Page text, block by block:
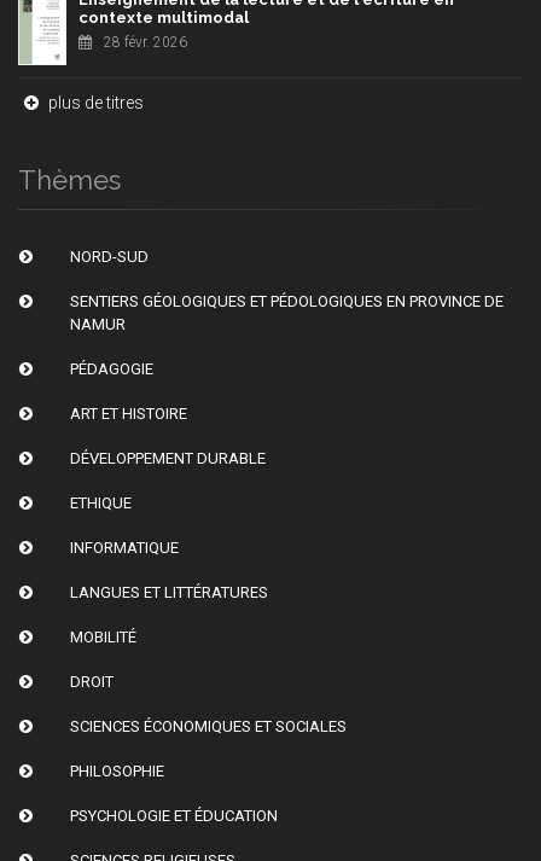
contexte multimodal
28 févr. 2026
plus de titres
Thèmes
NORD-SUD
SENTIERS GÉOLOGIQUES ET PÉDOLOGIQUES EN PROVINCE DE
NAMUR
PÉDAGOGIE
ART ET HISTOIRE
DÉVELOPPEMENT DURABLE
ETHIQUE
INFORMATIQUE
LANGUES ET LITTÉRATURES
MOBILITÉ
DROIT
SCIENCES ÉCONOMIQUES ET SOCIALES
PHILOSOPHIE
PSYCHOLOGIE ET ÉDUCATION